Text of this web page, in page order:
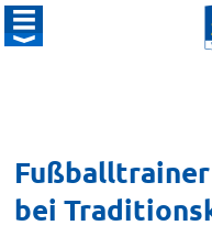
bei